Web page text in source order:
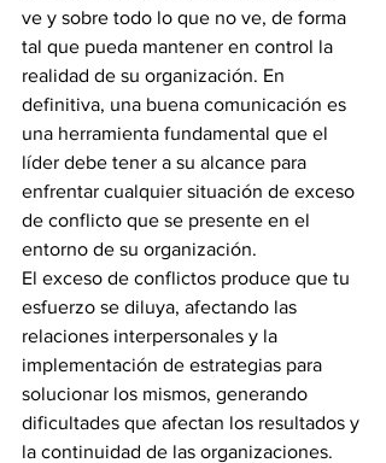
ve y sobre todo lo que no ve, de forma
tal que pueda mantener en control la
realidad de su organización. En
definitiva, una buena comunicación es
una herramienta fundamental que el
líder debe tener a su alcance para
enfrentar cualquier situación de exceso
de conflicto que se presente en el
entorno de su organización.
El exceso de conflictos produce que tu
esfuerzo se diluya, afectando las
relaciones interpersonales y la
implementación de estrategias para
solucionar los mismos, generando
dificultades que afectan los resultados y
la continuidad de las organizaciones.